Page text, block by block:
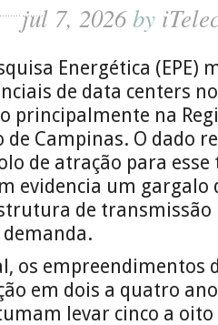
jul 7, 2026by
Energética (EPE)
de data centers
principalmente na
de Campinas. O dado
de atração para
evidencia um gargalo
de transmissão
os empreendimentos
em dois a quatro
levar cinco a oito